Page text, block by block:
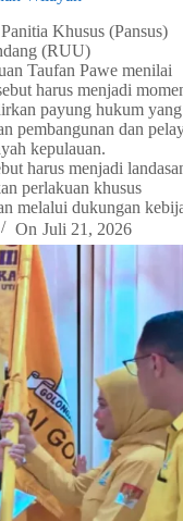
Khusus (Pansus)
(RUU)
Taufan Pawe menilai
harus menjadi
payung hukum
pembangunan dan
kepulauan.
harus menjadi
perlakuan khusus
melalui dukungan
On Juli 21, 2026